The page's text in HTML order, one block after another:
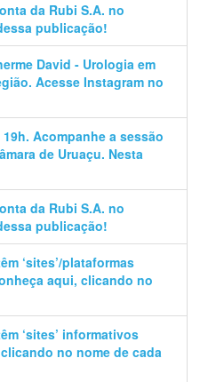
da Rubi S.A. no
publicação!
David - Urologia em
Acesse Instagram no
Acompanhe a sessão
de Uruaçu. Nesta
da Rubi S.A. no
publicação!
‘sites’/plataformas
aqui, clicando no
‘sites’ informativos
no nome de cada